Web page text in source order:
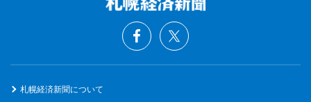
札幌経済新聞について